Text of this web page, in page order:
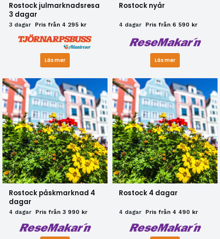
Rostock julmarknadsresa
3 dagar
3 dagar Pris från 4 295 kr
Läs mer
Rostock nyår
4 dagar Pris från 6 590 kr
Läs mer
Rostock påskmarknad 4
dagar
4 dagar Pris från 3 990 kr
Rostock 4 dagar
4 dagar Pris från 4 490 kr